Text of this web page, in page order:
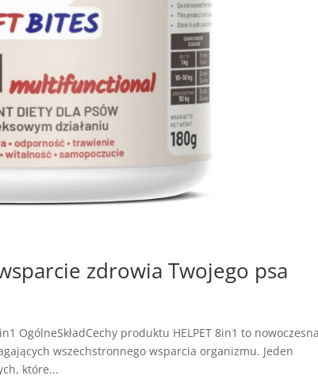
zdrowia Twojego psa
OgólneSkładCechy produktu HELPET 8in1 to
wszechstronnego wsparcia organizmu. Jeden
które...